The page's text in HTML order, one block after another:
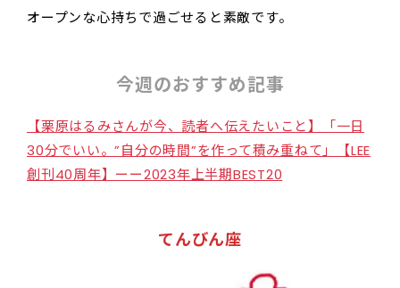
オープンな心持ちで過ごせると素敵です。
今週のおすすめ記事
【栗原はるみさんが今、読者へ伝えたいこと】「一日
30分でいい。”自分の時間”を作って積み重ねて」【LEE
創刊40周年】ーー2023年上半期BEST20
てんびん座